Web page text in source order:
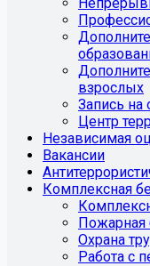
взрослых
Запись на
Центр
Независимая
Вакансии
Комплексная
Пожарная
Охрана
Работа с